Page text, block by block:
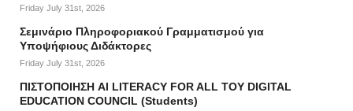
Friday July 31st, 2026
Σεμινάριο Πληροφοριακού Γραμματισμού για
Υποψήφιους Διδάκτορες
Friday July 31st, 2026
ΠΙΣΤΟΠΟΙΗΣΗ AI LITERACY FOR ALL ΤΟΥ DIGITAL
EDUCATION COUNCIL (Students)